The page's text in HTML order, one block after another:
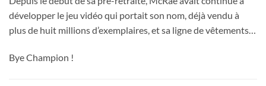
développer le jeu vidéo qui portait son nom, déjà vendu à
plus de huit millions d’exemplaires, et sa ligne de vêtements…
Bye Champion !